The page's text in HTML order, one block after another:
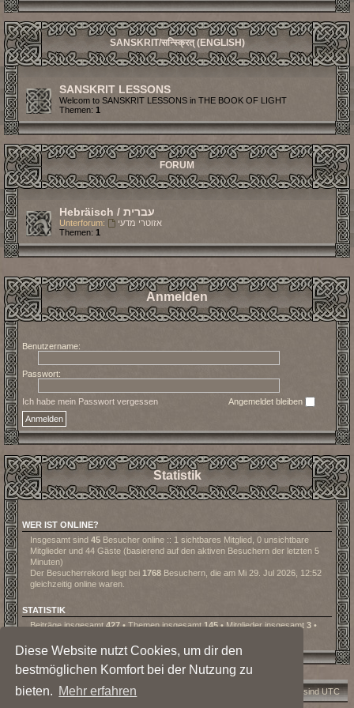
Diese Website nutzt Cookies, um dir den
bestmöglichen Komfort bei der Nutzung zu
bieten. Mehr erfahren
SANSKRIT/सन्स्क्रित् (ENGLISH)
SANSKRIT LESSONS
Welcom to SANSKRIT LESSONS in THE BOOK OF LIGHT
Themen: 1
FORUM
Hebräisch / עברית
Unterforum:
אזוטרי מדעי
Themen: 1
Anmelden
Benutzername:
Passwort:
Ich habe mein Passwort vergessen Angemeldet bleiben
Statistik
WER IST ONLINE?
Insgesamt sind 45 Besucher online :: 1 sichtbares Mitglied, 0 unsichtbare
Mitglieder und 44 Gäste (basierend auf den aktiven Besuchern der letzten 5
Minuten)
Der Besucherrekord liegt bei 1768 Besuchern, die am Mi 29. Jul 2026, 12:52
gleichzeitig online waren.
STATISTIK
Beiträge insgesamt427• Themen insgesamt145• Mitglieder insgesamt 3 •
Foren-Übersicht Alle Zeiten sindUTC
Kontakt